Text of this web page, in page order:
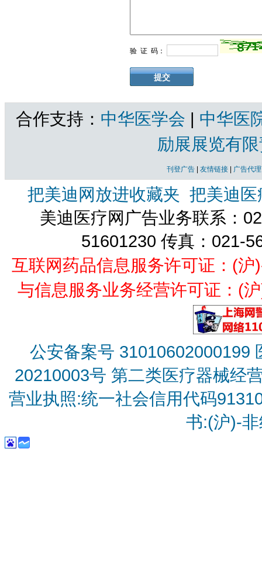
验 证 码：
合作支持： 中华医学会 | 中华医
励展展览有
刊登广告 友情链接 广告代
把美迪网放进收藏夹 把美迪
美迪医疗网广告业务联系：
51601230 传真：021-
互联网药品信息服务许可证：(
与信息服务业务经营许可证：(
公安备案号 31010602000199
20210003号 第二类医疗器械经
营业执照:统一社会信用代码
书:(沪)-